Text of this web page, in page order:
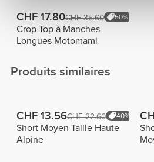
CHF 17.80CHF 35.60 50%
Crop Top à Manches
Longues Motomami
Produits similaires
CHF 13.56CHF 22.60 40%
Short Moyen Taille Haute
Alpine